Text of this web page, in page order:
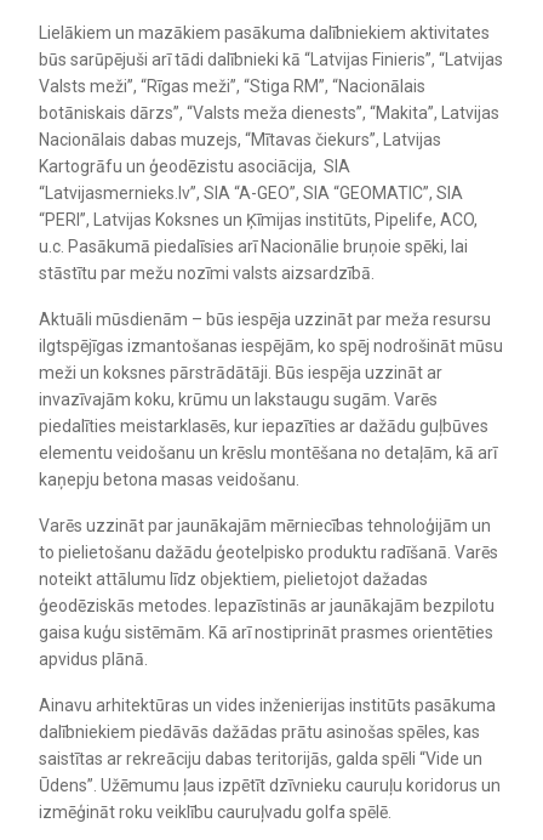
Lielākiem un mazākiem pasākuma dalībniekiem aktivitates
būs sarūpējuši arī tādi dalībnieki kā “Latvijas Finieris”, “Latvijas
Valsts meži”, “Rīgas meži”, “Stiga RM”, “Nacionālais
botāniskais dārzs”, “Valsts meža dienests”, “Makita”, Latvijas
Nacionālais dabas muzejs, “Mītavas čiekurs”, Latvijas
Kartogrāfu un ģeodēzistu asociācija, SIA
“Latvijasmernieks.lv”, SIA “A-GEO”, SIA “GEOMATIC”, SIA
“PERI”, Latvijas Koksnes un Ķīmijas institūts, Pipelife, ACO,
u.c. Pasākumā piedalīsies arī Nacionālie bruņoie spēki, lai
stāstītu par mežu nozīmi valsts aizsardzībā.
Aktuāli mūsdienām – būs iespēja uzzināt par meža resursu
ilgtspējīgas izmantošanas iespējām, ko spēj nodrošināt mūsu
meži un koksnes pārstrādātāji. Būs iespēja uzzināt ar
invazīvajām koku, krūmu un lakstaugu sugām. Varēs
piedalīties meistarklasēs, kur iepazīties ar dažādu guļbūves
elementu veidošanu un krēslu montēšana no detaļām, kā arī
kaņepju betona masas veidošanu.
Varēs uzzināt par jaunākajām mērniecības tehnoloģijām un
to pielietošanu dažādu ģeotelpisko produktu radīšanā. Varēs
noteikt attālumu līdz objektiem, pielietojot dažadas
ģeodēziskās metodes. Iepazīstinās ar jaunākajām bezpilotu
gaisa kuģu sistēmām. Kā arī nostiprināt prasmes orientēties
apvidus plānā.
Ainavu arhitektūras un vides inženierijas institūts pasākuma
dalībniekiem piedāvās dažādas prātu asinošas spēles, kas
saistītas ar rekreāciju dabas teritorijās, galda spēli “Vide un
Ūdens”. Užēmumu ļaus izpētīt dzīvnieku cauruļu koridorus un
izmēģināt roku veiklību cauruļvadu golfa spēlē.